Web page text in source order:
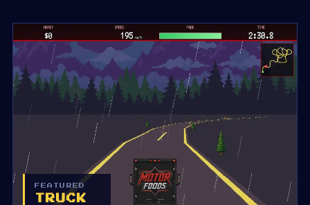
FEATURED
TRUCK